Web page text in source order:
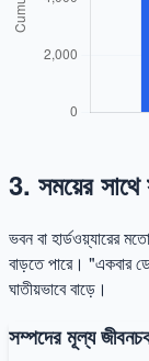
3. সময়ের
ভবন বা হার্ডওয়্যারের
বাড়তে পারে। "একবার
ঘাতীয়ভাবে বাড়ে।
সম্পদের মূল্য